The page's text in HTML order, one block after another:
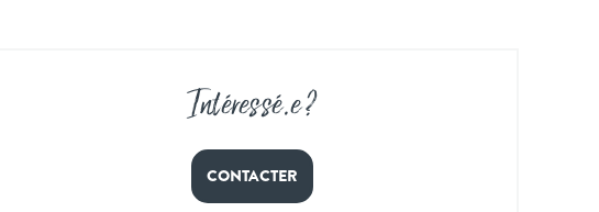
Intéressé.e ?
CONTACTER